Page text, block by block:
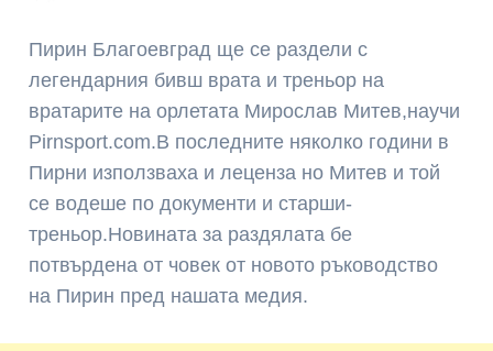
Пирин Благоевград ще се раздели с
легендарния бивш врата и треньор на
вратарите на орлетата Мирослав Митев,научи
Pirnsport.com.В последните няколко години в
Пирни използваха и леценза но Митев и той
се водеше по документи и старши-
треньор.Новината за раздялата бе
потвърдена от човек от новото ръководство
на Пирин пред нашата медия.